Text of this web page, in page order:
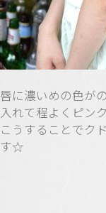
唇に濃いめの色が
入れて程よくピン
こうすることでク
す☆